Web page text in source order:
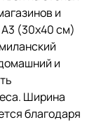
и
(30х40 см)
и
Ширина
благодаря